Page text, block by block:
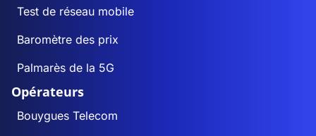
Test de réseau mobile
Baromètre des prix
Palmarès de la 5G
Opérateurs
Bouygues Telecom